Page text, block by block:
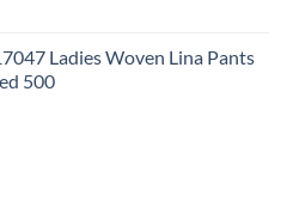
Ladies Woven Lina Pants
500